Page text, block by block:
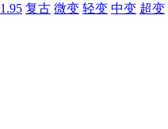
1.95 复古 微变 轻变 中变 超变